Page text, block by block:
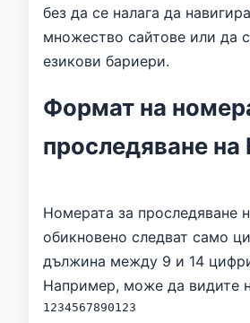
без да се налага да
множество сайтове или да
езикови бариери.
Формат на
проследяване на
Номерата за проследяване
обикновено следват само
дължина между 9 и 14
Например, може да видите
1234567890123